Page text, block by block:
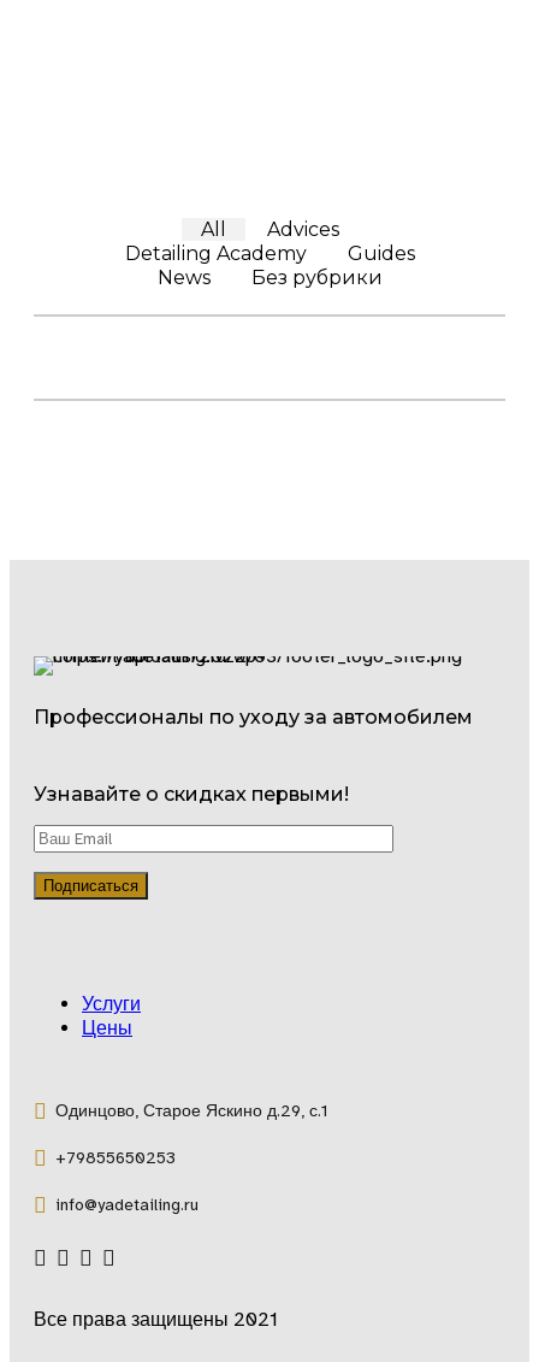
All
Advices
Detailing Academy
Guides
News
Без рубрики
Профессионалы по уходу за автомобилем
Узнавайте о скидках первыми!
Все права защищены 2021
Услуги
Цены
Одинцово, Старое Яскино д.29, с.1
+79855650253
info@yadetailing.ru